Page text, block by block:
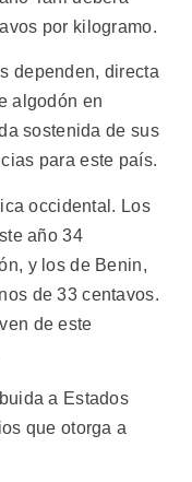
por kilogramo.
dependen, directa
algodón en
sostenida de sus
para este país.
occidental. Los
año 34
y los de Benin,
de 33 centavos.
de este
a Estados
que otorga a